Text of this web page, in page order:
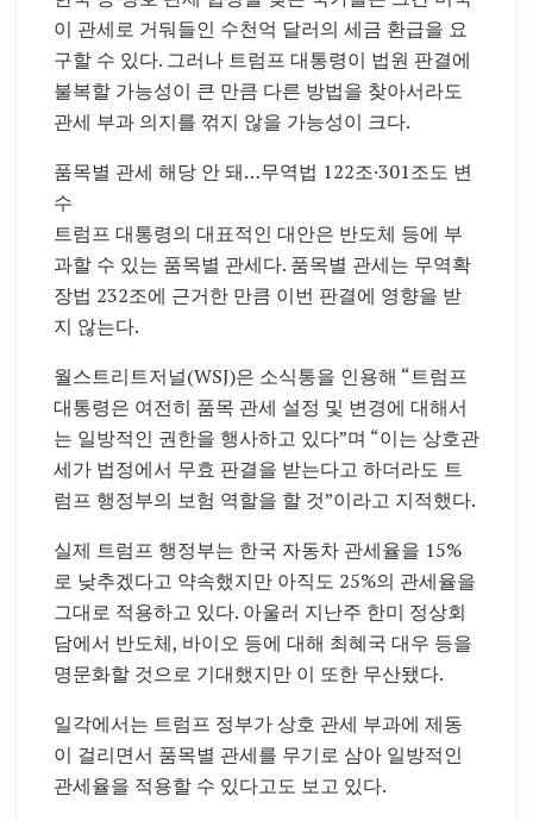
이 관세로 거둬들인 수천억 달러의 세금 환급을 요
구할 수 있다. 그러나 트럼프 대통령이 법원 판결에
불복할 가능성이 큰 만큼 다른 방법을 찾아서라도
관세 부과 의지를 꺾지 않을 가능성이 크다.
품목별 관세 해당 안 돼…무역법 122조·301조도 변
수
트럼프 대통령의 대표적인 대안은 반도체 등에 부
과할 수 있는 품목별 관세다. 품목별 관세는 무역확
장법 232조에 근거한 만큼 이번 판결에 영향을 받
지 않는다.
월스트리트저널(WSJ)은 소식통을 인용해 “트럼프
대통령은 여전히 품목 관세 설정 및 변경에 대해서
는 일방적인 권한을 행사하고 있다”며 “이는 상호관
세가 법정에서 무효 판결을 받는다고 하더라도 트
럼프 행정부의 보험 역할을 할 것”이라고 지적했다.
실제 트럼프 행정부는 한국 자동차 관세율을 15%
로 낮추겠다고 약속했지만 아직도 25%의 관세율을
그대로 적용하고 있다. 아울러 지난주 한미 정상회
담에서 반도체, 바이오 등에 대해 최혜국 대우 등을
명문화할 것으로 기대했지만 이 또한 무산됐다.
일각에서는 트럼프 정부가 상호 관세 부과에 제동
이 걸리면서 품목별 관세를 무기로 삼아 일방적인
관세율을 적용할 수 있다고도 보고 있다.